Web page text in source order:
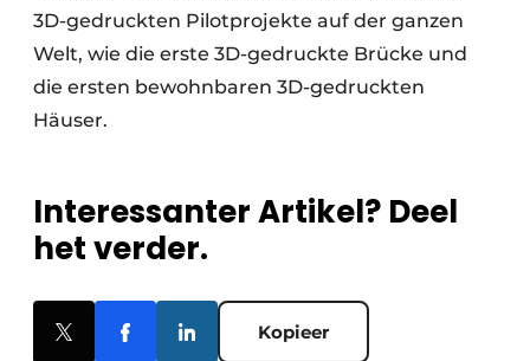
3D-gedruckten Pilotprojekte auf der ganzen
Welt, wie die erste 3D-gedruckte Brücke und
die ersten bewohnbaren 3D-gedruckten
Häuser.
Interessanter Artikel? Deel
het verder.
Kopieer